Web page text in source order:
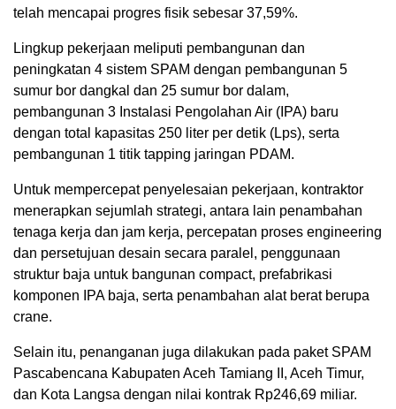
telah mencapai progres fisik sebesar 37,59%.
Lingkup pekerjaan meliputi pembangunan dan
peningkatan 4 sistem SPAM dengan pembangunan 5
sumur bor dangkal dan 25 sumur bor dalam,
pembangunan 3 Instalasi Pengolahan Air (IPA) baru
dengan total kapasitas 250 liter per detik (Lps), serta
pembangunan 1 titik tapping jaringan PDAM.
Untuk mempercepat penyelesaian pekerjaan, kontraktor
menerapkan sejumlah strategi, antara lain penambahan
tenaga kerja dan jam kerja, percepatan proses engineering
dan persetujuan desain secara paralel, penggunaan
struktur baja untuk bangunan compact, prefabrikasi
komponen IPA baja, serta penambahan alat berat berupa
crane.
Selain itu, penanganan juga dilakukan pada paket SPAM
Pascabencana Kabupaten Aceh Tamiang II, Aceh Timur,
dan Kota Langsa dengan nilai kontrak Rp246,69 miliar.